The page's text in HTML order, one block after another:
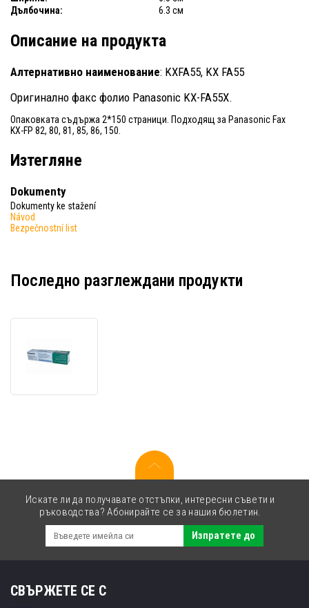
Дълбочина:
6.3 см
Описание на продукта
Алтернативно наименование: KXFA55, KX FA55
Оригинално факс фолио Panasonic KX-FA55X.
Опаковката съдържа 2*150 страници. Подходящ за Panasonic Fax
KX-FP 82, 80, 81, 85, 86, 150.
Изтегляне
Dokumenty
Dokumenty ke stažení
Návod
Bezpečnostní list
Последно разглеждани продукти
оригинален
Искате ли да получавате отстъпки, интересни съвети и
ръководства? Абонирайте се за нашия бюлетин.
Изпратете до
СВЪРЖЕТЕ СЕ С